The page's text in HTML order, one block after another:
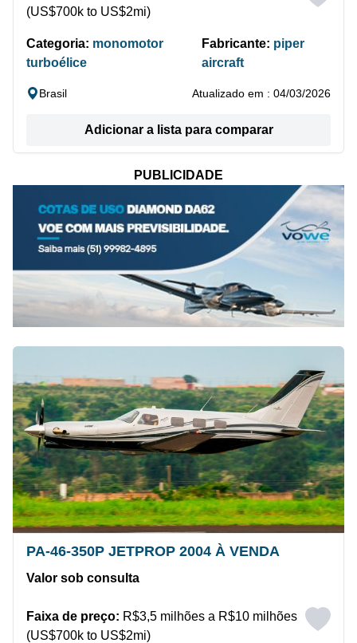
(US$700k to US$2mi)
Categoria: monomotor
turboélice
Fabricante: piper
aircraft
Brasil Atualizado em : 04/03/2026
Adicionar a lista para comparar
PUBLICIDADE
PA-46-350P JETPROP 2004 À VENDA
Valor sob consulta
Faixa de preço: R$3,5 milhões a R$10 milhões
(US$700k to US$2mi)